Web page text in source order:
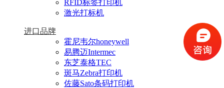
RFID标签打印机
激光打标机
进口品牌
霍尼韦尔honeywell
易腾迈Intermec
东芝泰格TEC
斑马Zebra打印机
佐藤Sato条码打印机